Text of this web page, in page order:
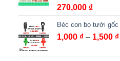
270,000 ₫
Béc con bọ tưới
1,000 ₫ – 1,500 ₫